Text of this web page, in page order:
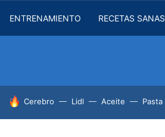
ENTRENAMIENTO RECETAS SANAS
HOY SE HABLA DE
Cerebro Lidl Aceite Pasta